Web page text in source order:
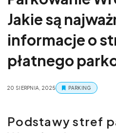
Jakie są
informacje o
płatnego
20 SIERPNIA, 2025 PARKING
Podstawy stref